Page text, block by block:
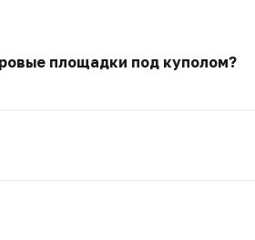
площадки под куполом?